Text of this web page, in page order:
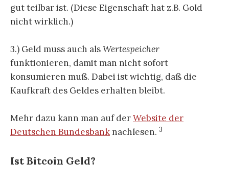
gut teilbar ist. (Diese Eigenschaft hat z.B. Gold
nicht wirklich.)
3.) Geld muss auch alsWertespeicher
funktionieren, damit man nicht sofort
konsumieren muß. Dabei ist wichtig, daß die
Kaufkraft des Geldes erhalten bleibt.
Mehr dazu kann man auf derWebsite der
Deutschen Bundesbank nachlesen. 3
Ist Bitcoin Geld?